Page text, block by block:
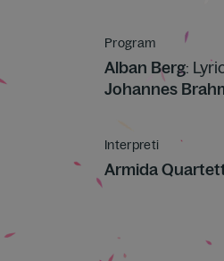
Program
Alban Berg:
Johannes
Interpreti
Armida